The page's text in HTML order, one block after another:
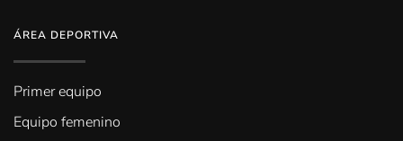
ÁREA DEPORTIVA
Primer equipo
Equipo femenino